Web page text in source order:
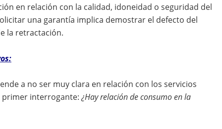
en relación con la calidad, idoneidad o seguridad del
una garantía implica demostrar el defecto del
la retractación.
a no ser muy clara en relación con los servicios
primer interrogante: ¿Hay relación de consumo en la